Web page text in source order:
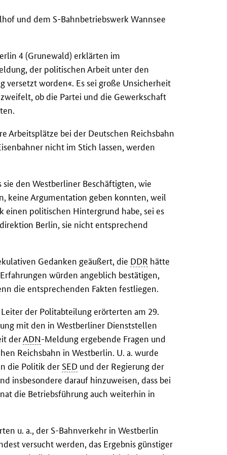
und dem S-Bahnbetriebswerk Wannsee
4 (Grunewald) erklärten im
der politischen Arbeit unter den
versetzt worden«. Es sei große Unsicherheit
ob die Partei und die Gewerkschaft
Arbeitsplätze bei der Deutschen Reichsbahn
nicht im Stich lassen, werden
den Westberliner Beschäftigten, wie
keine Argumentation geben konnten, weil
einen politischen Hintergrund habe, sei es
Berlin, sie nicht entsprechend
Gedanken geäußert, die DDR hätte
würden angeblich bestätigen,
die entsprechenden Fakten festliegen.
der Politabteilung erörterten am 29.
mit den in Westberliner Dienststellen
derADN-Meldung ergebende Fragen und
Reichsbahn in Westberlin. U. a. wurde
die Politik der SED und der Regierung der
insbesondere darauf hinzuweisen, dass bei
die Betriebsführung auch weiterhin in
u. a., der S-Bahnverkehr in Westberlin
versucht werden, das Ergebnis günstiger